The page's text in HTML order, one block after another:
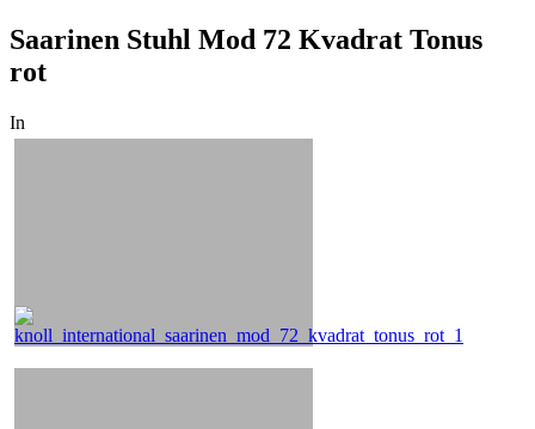
Saarinen Stuhl Mod 72 Kvadrat Tonus
rot
In